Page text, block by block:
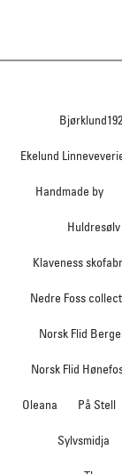
Ekelund
Handmade by
Huldresølv
Klaveness
Nedre Foss
Norsk Flid
Norsk Flid
Oleana På Stell
Sylvsmidja